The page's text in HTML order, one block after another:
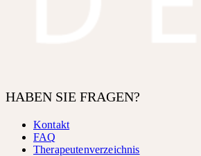
HABEN SIE FRAGEN?
Kontakt
FAQ
Therapeutenverzeichnis